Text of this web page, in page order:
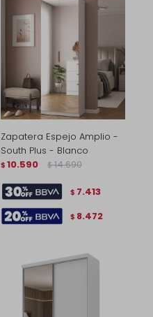
Zapatera Espejo Amplio -
South Plus - Blanco
$ 10.590 $ 14.690
$ 7.413
$ 8.472